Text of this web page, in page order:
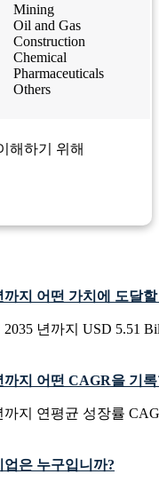
Mining
Oil and Gas
Construction
Chemical
Pharmaceuticals
Others
해하기 위해
지 어떤 가치에 도달
년까지 USD 5.51
지 어떤 CAGR을 기
지 연평균 성장률
은 누구입니까?